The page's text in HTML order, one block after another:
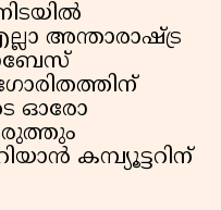
അന്താരാഷ്ട്ര
ഓരോ
കമ്പ്യൂട്ടറിന്